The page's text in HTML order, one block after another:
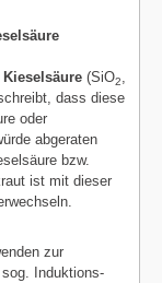
(SiO2,
dass diese
oder
abgeraten
bzw.
ist mit dieser
zur
Induktions-